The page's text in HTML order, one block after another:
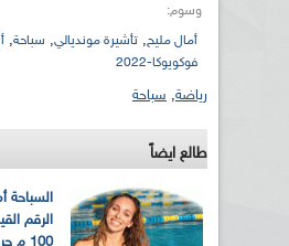
وسوم:
أمال مليح, تأشيرة مونديالي, سباحة,
فوكويوكا-2022
رياضة, سباحة
طالع ايضاً
السباحة
الرقم
100 م حرة